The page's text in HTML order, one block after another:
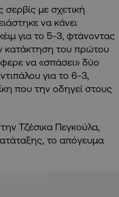
με σχετική
να κάνει
για το 5-3, φτάνοντας
κατάκτηση του πρώτου
να «σπάσει» δύο
για το 6-3,
που την οδηγεί στους
Τζέσικα Πεγκούλα,
το απόγευμα